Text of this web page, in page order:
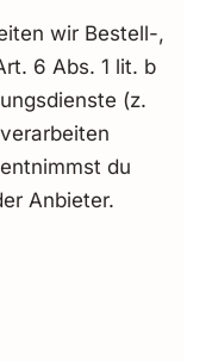
wir Bestell-,
6 Abs. 1 lit. b
(z.
du
Anbieter.